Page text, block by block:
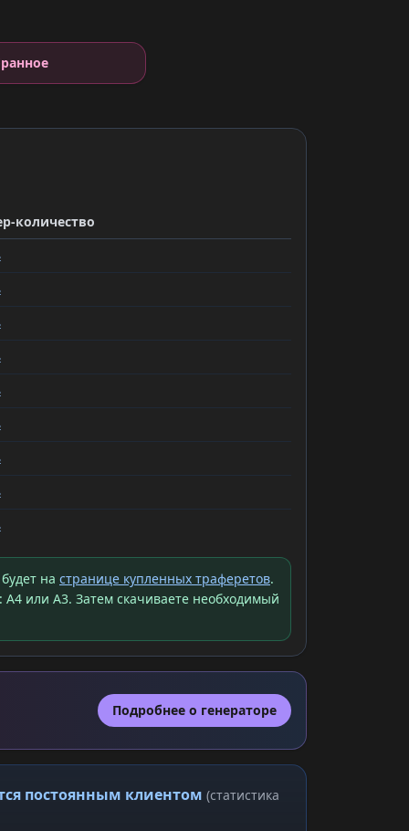
количество
на странице купленных траферетов.
или A3. Затем скачиваете необходимый
Подробнее о генераторе
постоянным клиентом (статистика